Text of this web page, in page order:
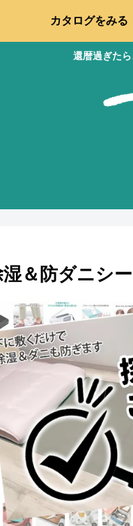
還暦過ぎた
カタログをみる
＆防ダニシー